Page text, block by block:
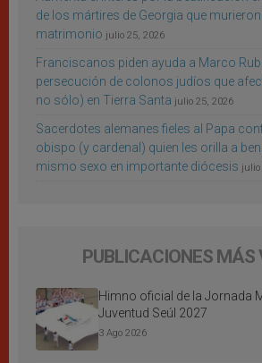
de los mártires de Georgia que
matrimonio julio 25, 2026
Franciscanos piden ayuda a Marco
persecución de colonos judíos que
no sólo) en Tierra Santa julio 25, 2026
Sacerdotes alemanes fieles al Papa
obispo (y cardenal) quien les orilla a
mismo sexo en importante diócesis julio
PUBLICACIONES MÁS
Himno oficial de la Jornada
Juventud Seúl 2027
3 Ago 2026